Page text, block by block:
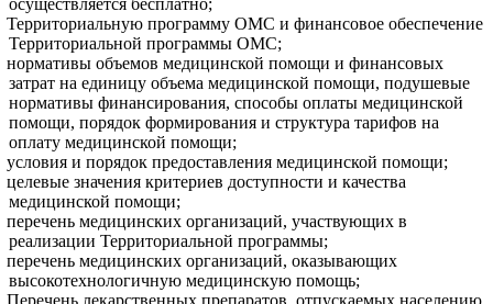
Территориальную программу ОМС и финансовое обеспечение
Территориальной программы ОМС;
нормативы объемов медицинской помощи и финансовых
затрат на единицу объема медицинской помощи, подушевые
нормативы финансирования, способы оплаты медицинской
помощи, порядок формирования и структура тарифов на
оплату медицинской помощи;
условия и порядок предоставления медицинской помощи;
целевые значения критериев доступности и качества
медицинской помощи;
перечень медицинских организаций, участвующих в
реализации Территориальной программы;
перечень медицинских организаций, оказывающих
высокотехнологичную медицинскую помощь;
Перечень лекарственных препаратов, отпускаемых населению